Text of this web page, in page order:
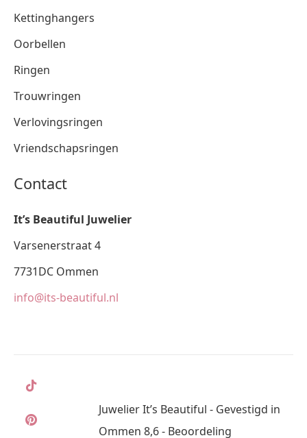
Kettinghangers
Oorbellen
Ringen
Trouwringen
Verlovingsringen
Vriendschapsringen
Contact
It’s Beautiful Juwelier
Varsenerstraat 4
7731DC Ommen
info@its-beautiful.nl
Juwelier It’s Beautiful - Gevestigd in
Ommen 8,6 - Beoordeling